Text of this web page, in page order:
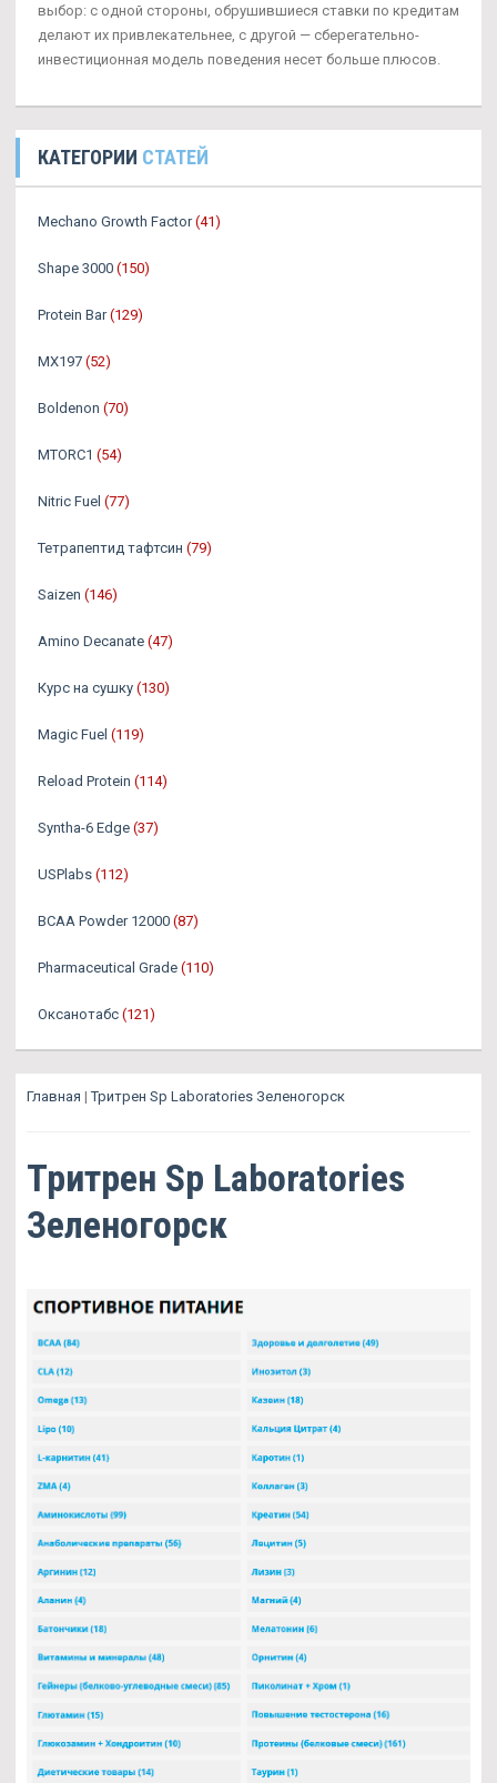
выбор: с одной стороны, обрушившиеся ставки по кредитам
делают их привлекательнее, с другой — сберегательно-
инвестиционная модель поведения несет больше плюсов.
КАТЕГОРИИ СТАТЕЙ
Mechano Growth Factor (41)
Shape 3000 (150)
Protein Bar (129)
MX197 (52)
Boldenon (70)
MTORC1 (54)
Nitric Fuel (77)
Тетрапептид тафтсин (79)
Saizen (146)
Amino Decanate (47)
Курс на сушку (130)
Magic Fuel (119)
Reload Protein (114)
Syntha-6 Edge (37)
USPlabs (112)
BCAA Powder 12000 (87)
Pharmaceutical Grade (110)
Оксанотабс (121)
Главная |Тритрен Sp Laboratories Зеленогорск
Тритрен Sp Laboratories
Зеленогорск